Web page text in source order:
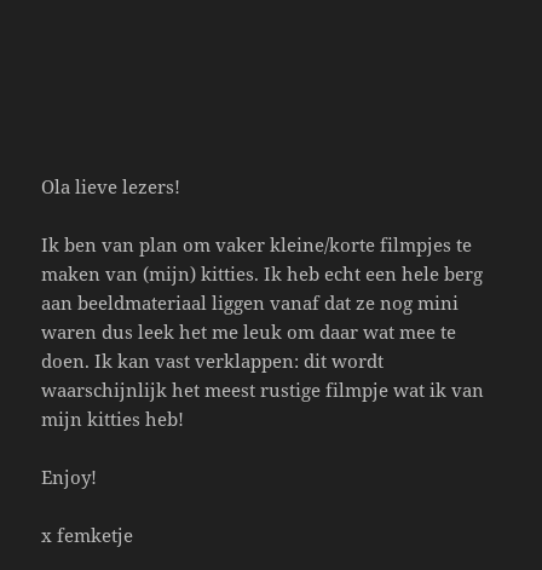
Ola lieve lezers!
Ik ben van plan om vaker kleine/korte filmpjes te
maken van (mijn) kitties. Ik heb echt een hele berg
aan beeldmateriaal liggen vanaf dat ze nog mini
waren dus leek het me leuk om daar wat mee te
doen. Ik kan vast verklappen: dit wordt
waarschijnlijk het meest rustige filmpje wat ik van
mijn kitties heb!
Enjoy!
x femketje